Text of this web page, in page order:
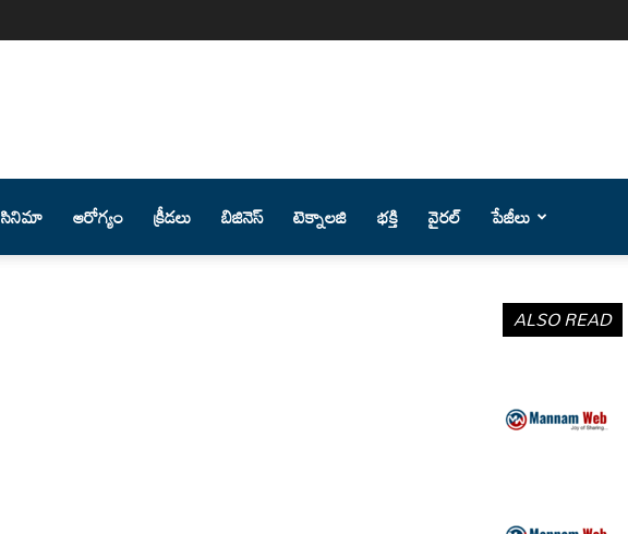
సినిమా ఆరోగ్యం క్రీడలు బిజినెస్ టెక్నాలజి భక్తి వైరల్ పేజీలు
ALSO READ